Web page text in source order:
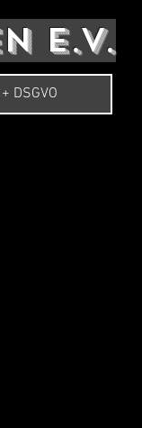
e.V.
DSGVO